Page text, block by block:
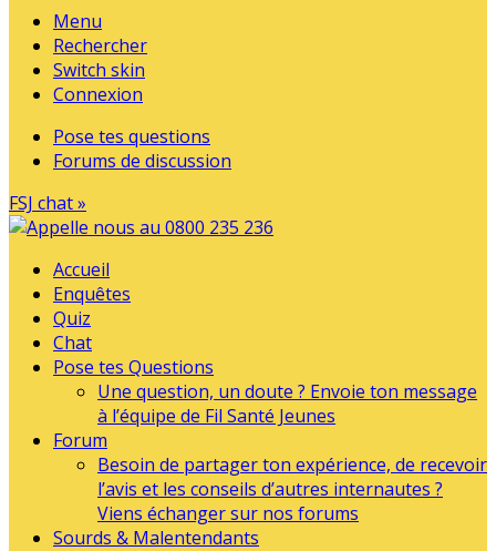
Menu
Rechercher
Switch skin
Connexion
Pose tes questions
Forums de discussion
FSJ chat »
Accueil
Enquêtes
Quiz
Chat
Pose tes Questions
Une question, un doute ? Envoie ton message
à l’équipe de Fil Santé Jeunes
Forum
Besoin de partager ton expérience, de recevoir
l’avis et les conseils d’autres internautes ?
Viens échanger sur nos forums
Sourds & Malentendants